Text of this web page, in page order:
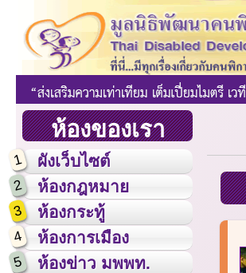
ห้องของเรา
1 ผังเว็บไซต์
2 ห้องกฎหมาย
3 ห้องกระทู้
4 ห้องการเมือง
5 ห้องข่าว มพพท.